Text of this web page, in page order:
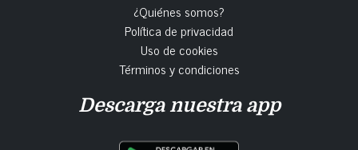
¿Quiénes somos?
Política de privacidad
Uso de cookies
Términos y condiciones
Descarga nuestra app